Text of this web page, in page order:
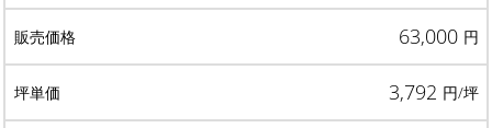
63,000 円
3,792 円/坪